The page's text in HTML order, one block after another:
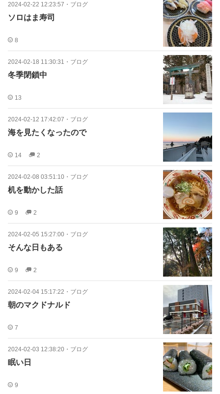
2024-02-22 12:23:57 ・ ブログ
ソロはま寿司
8
2024-02-18 11:30:31 ・ ブログ
冬季閉鎖中
13
2024-02-12 17:42:07 ・ ブログ
海を見たくなったので
14 2
2024-02-08 03:51:10 ・ ブログ
机を動かした話
9 2
2024-02-05 15:27:00 ・ ブログ
そんな日もある
9 2
2024-02-04 15:17:22 ・ ブログ
朝のマクドナルド
7
2024-02-03 12:38:20 ・ ブログ
眠い日
9